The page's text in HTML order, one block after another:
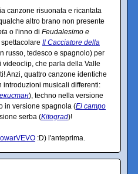
canzone risuonata e ricantata
altro brano non presente
o l'inno di Feudalesimo e
Il Cacciatore della
russo, tedesco e spagnolo) per
videoclip, che parla della Valle
Anzi, quattro canzone identiche
introduzioni musicali differenti:
), techno nella versione
in versione spagnola (El campo
serba (Kitograd)!
:D) l'anteprima.